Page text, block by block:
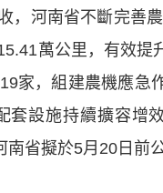
河南省不斷完善農
萬公里，有效提
家，組建農機應
套設施持續擴容增
南省擬於5月20日前